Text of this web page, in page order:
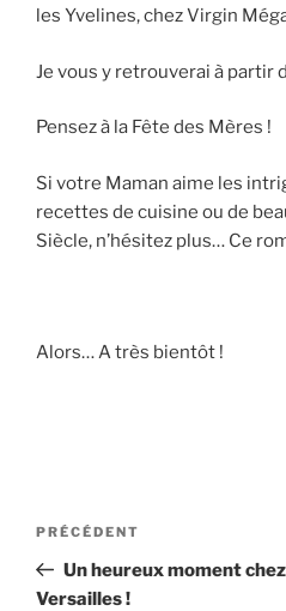
les Yvelines, chez Virgin
Je vous y retrouverai à partir
Pensez à la Fête des Mères !
Si votre Maman aime les
recettes de cuisine ou de
Siècle, n’hésitez plus… Ce
Alors… A très bientôt !
Navigation
l’article
Article
précédent
PRÉCÉDENT
Un heureux moment
Versailles !